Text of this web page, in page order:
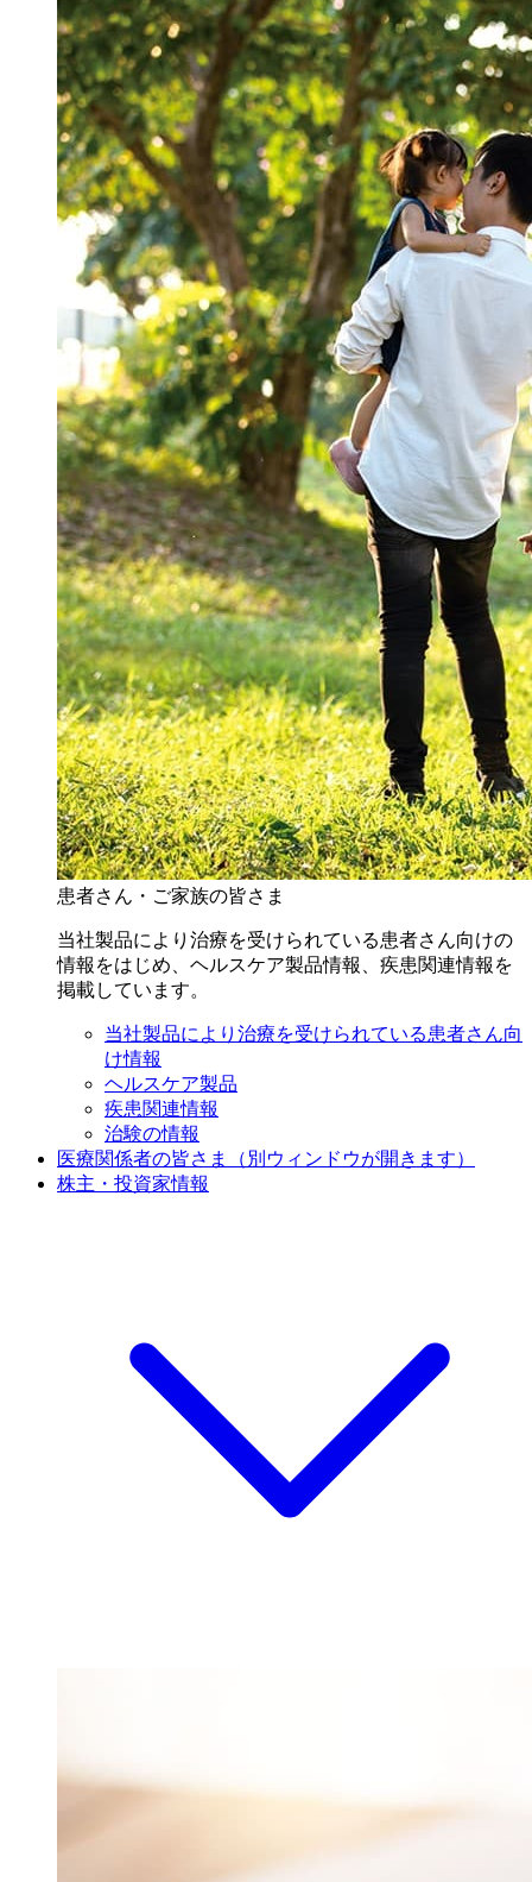
患者さん・ご家族の皆さま
当社製品により治療を受けられている患者さん向けの
情報をはじめ、ヘルスケア製品情報、疾患関連情報を
掲載しています。
当社製品により治療を受けられている患者さん向
け情報
ヘルスケア製品
疾患関連情報
治験の情報
医療関係者の皆さま
（別ウィンドウが開きます）
株主・投資家情報